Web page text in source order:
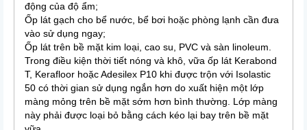
động của độ ẩm;
Ốp lát gạch cho bể nước, bể bơi hoặc phòng lạnh cần đưa
vào sử dụng ngay;
Ốp lát trên bề mặt kim loại, cao su, PVC và sàn linoleum.
Trong điều kiện thời tiết nóng và khô, vữa ốp lát Kerabond
T, Kerafloor hoặc Adesilex P10 khi được trộn với Isolastic
50 có thời gian sử dụng ngắn hơn do xuất hiện một lớp
màng mỏng trên bề mặt sớm hơn bình thường. Lớp màng
này phải được loại bỏ bằng cách kéo lại bay trên bề mặt